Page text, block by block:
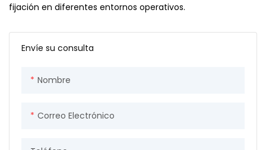
Envíe su consulta
Nombre
Correo Electrónico
fijación en diferentes entornos operativos.